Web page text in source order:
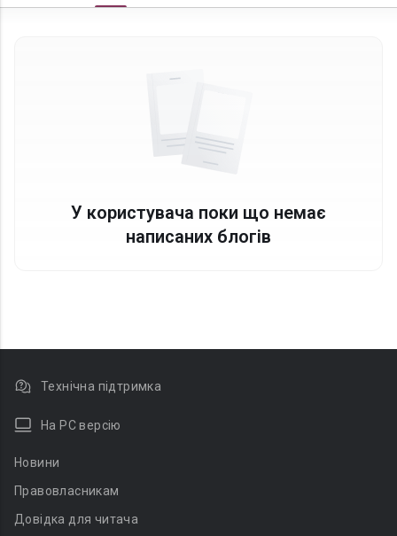
У користувача поки що немає
написаних блогів
Технічна підтримка
На PC версію
Новини
Правовласникам
Довідка для читача